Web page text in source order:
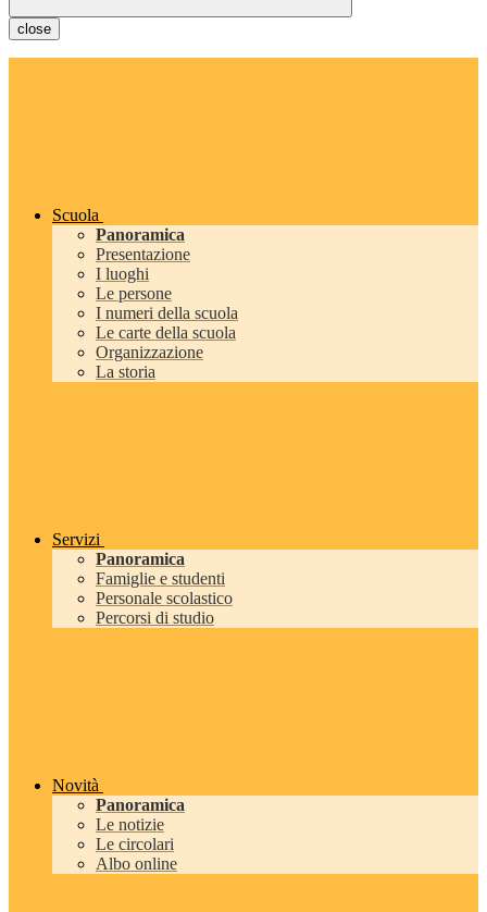
close
Scuola
Panoramica
Presentazione
I luoghi
Le persone
I numeri della scuola
Le carte della scuola
Organizzazione
La storia
Servizi
Panoramica
Famiglie e studenti
Personale scolastico
Percorsi di studio
Novità
Panoramica
Le notizie
Le circolari
Albo online